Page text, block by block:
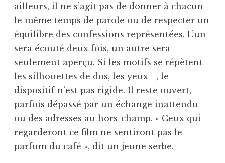
ailleurs, il ne s’agit pas de donner à chacun
le même temps de parole ou de respecter un
équilibre des confessions représentées. L’un
sera écouté deux fois, un autre sera
seulement aperçu. Si les motifs se répètent –
les silhouettes de dos, les yeux –, le
dispositif n’est pas rigide. Il reste ouvert,
parfois dépassé par un échange inattendu
ou des adresses au hors-champ. « Ceux qui
regarderont ce film ne sentiront pas le
parfum du café », dit un jeune serbe.